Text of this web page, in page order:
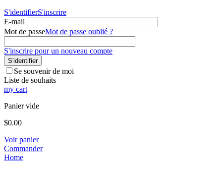
S'identifierS'inscrire
E-mail
Mot de passeMot de passe oublié ?
S'inscrire pour un nouveau compte
S'identifier
Se souvenir de moi
Liste de souhaits
my cart
Panier vide
$0.00
Voir panier
Commander
Home